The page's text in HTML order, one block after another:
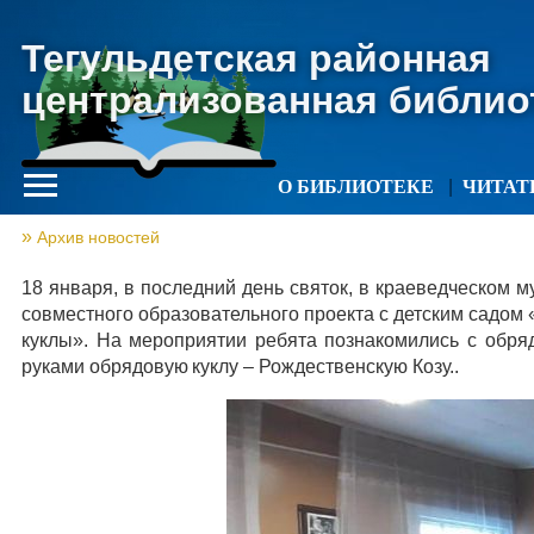
Тегульдетская районная
централизованная
О БИБЛИОТЕКЕ
Архив новостей
18 января, в последний день святок, в краеведческом
совместного образовательного проекта с детским
куклы». На мероприятии ребята познакомились с
руками обрядовую куклу – Рождественскую Козу..